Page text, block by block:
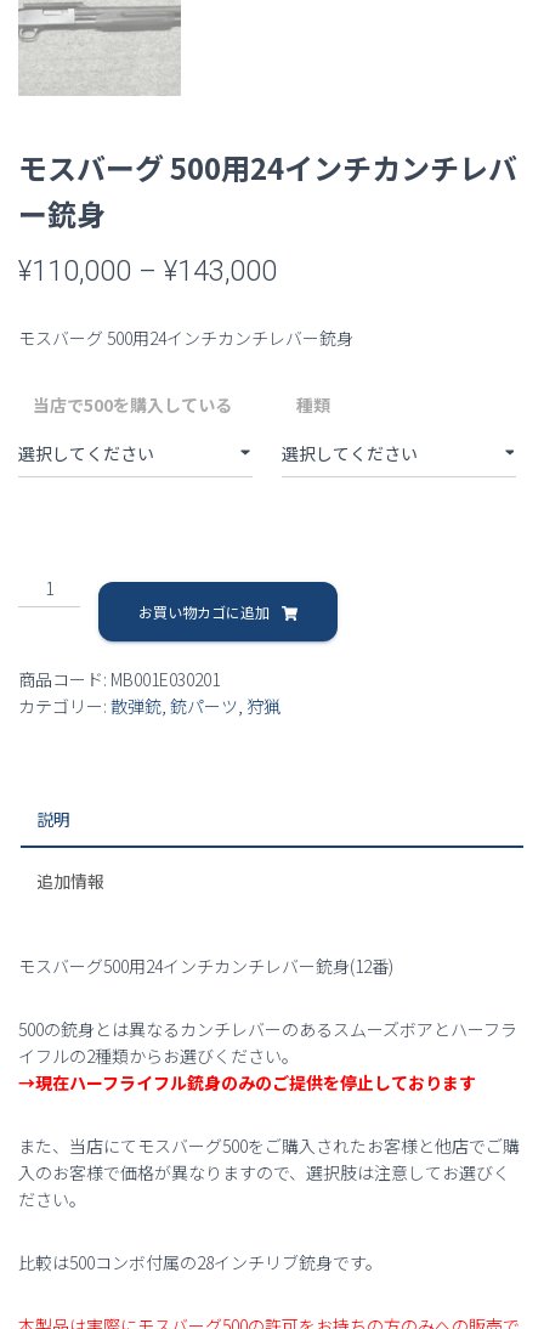
モスバーグ 500用24インチカンチレバ
ー銃身
¥110,000 – ¥143,000
¥110,000
–
モスバーグ 500用24インチカンチレバー銃身
当店で500を購入している 種類
ス
グ
500
チ
レ
銃
身
個
お買い物カゴに追加
商品コード: MB001E030201
カテゴリー: 散弾銃 銃パーツ 狩猟
説明
追加情報
モスバーグ500用24インチカンチレバー銃身(12番)
500の銃身とは異なるカンチレバーのあるスムーズボアとハーフラ
イフルの2種類からお選びください。
→現在ハーフライフル銃身のみのご提供を停止しております
また、当店にてモスバーグ500をご購入されたお客様と他店でご購
入のお客様で価格が異なりますので、選択肢は注意してお選びく
ださい。
比較は500コンボ付属の28インチリブ銃身です。